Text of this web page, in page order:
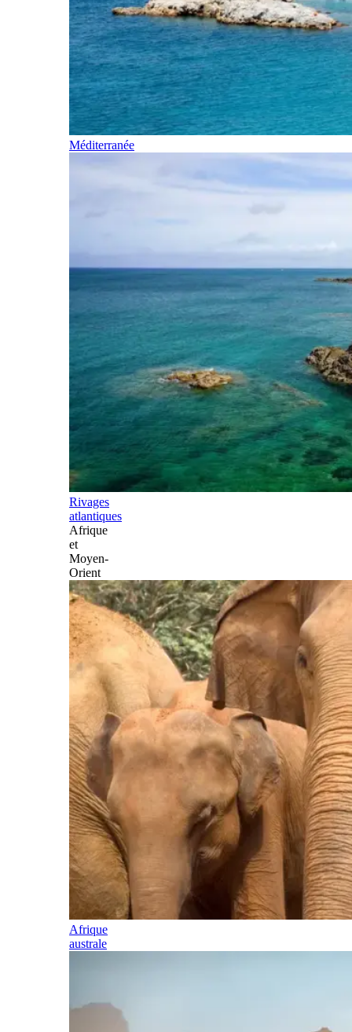
Méditerranée
Rivages
atlantiques
Afrique
et
Moyen-
Orient
Afrique
australe